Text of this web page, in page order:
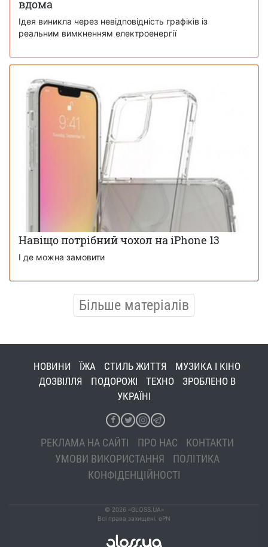
вдома
Ідея виникла через невідповідність графіків із
реальним вимкненням електроенергії
Навіщо потрібний чохол на iPhone 13
І де можна замовити
Більше матеріалів
НОВИНИ ЇЖА СТИЛЬ ЖИТТЯ
МУЗИКА І КІНО
ДОЗВІЛЛЯ
ПОДОРОЖІ ТЕХНО
ЗРОБЛЕНО В
УКРАЇНІ
РЕКЛАМА НА САЙТІ ПРО НАС
КОНТАКТИ
УМОВИ ВИКОРИСТАННЯ
ПОЛІТИКА
КОНФІДЕНЦІЙНОСТІ
© 2026 «GLOSS.UA»
Всі права захищені. ePN